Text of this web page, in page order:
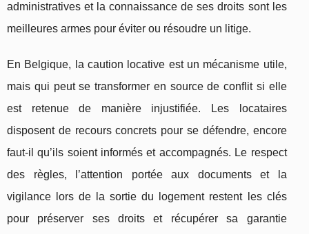
administratives et la connaissance de ses droits sont les
meilleures armes pour éviter ou résoudre un litige.
En Belgique, la caution locative est un mécanisme utile,
mais qui peut se transformer en source de conflit si elle
est retenue de manière injustifiée. Les locataires
disposent de recours concrets pour se défendre, encore
faut-il qu’ils soient informés et accompagnés. Le respect
des règles, l’attention portée aux documents et la
vigilance lors de la sortie du logement restent les clés
pour préserver ses droits et récupérer sa garantie